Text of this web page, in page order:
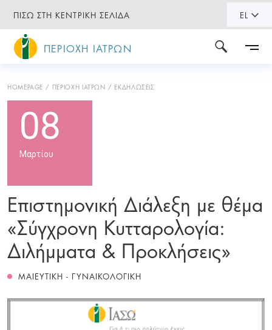
ΠΙΣΩ ΣΤΗ ΚΕΝΤΡΙΚΗ ΣΕΛΙΔΑ EL
ΠΕΡΙΟΧΗ ΙΑΤΡΩΝ
HOMEPAGE ΠΕΡΙΟΧΗ ΙΑΤΡΩΝ ΕΚΔΗΛΩΣΕΙΣ
08
Μαρτίου
Επιστημονική Διάλεξη με θέμα
«Σύγχρονη Κυτταρολογία:
Διλήμματα & Προκλήσεις»
ΜΑΙΕΥΤΙΚΗ - ΓΥΝΑΙΚΟΛΟΓΙΚΗ